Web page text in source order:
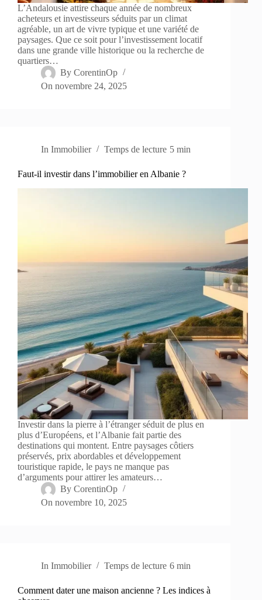
L’Andalousie attire chaque année de nombreux
acheteurs et investisseurs séduits par un climat
agréable, un art de vivre typique et une variété de
paysages. Que ce soit pour l’investissement locatif
dans une grande ville historique ou la recherche de
quartiers…
By CorentinOp
On novembre 24, 2025
In Immobilier Temps de lecture 5 min
Faut-il investir dans l’immobilier en Albanie ?
Investir dans la pierre à l’étranger séduit de plus en
plus d’Européens, et l’Albanie fait partie des
destinations qui montent. Entre paysages côtiers
préservés, prix abordables et développement
touristique rapide, le pays ne manque pas
d’arguments pour attirer les amateurs…
By CorentinOp
On novembre 10, 2025
In Immobilier Temps de lecture 6 min
Comment dater une maison ancienne ? Les indices à